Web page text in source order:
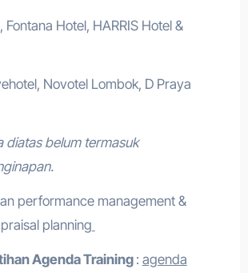
Fontana Hotel, HARRIS Hotel &
Novotel Lombok, D Praya
diatas belum termasuk
performance management &
planning
Agenda Training : agenda